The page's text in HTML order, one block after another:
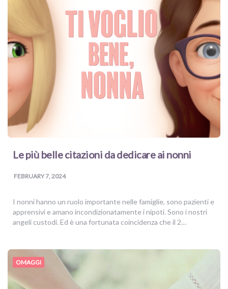
Le più belle citazioni da dedicare ai nonni
FEBRUARY 7, 2024
I nonni hanno un ruolo importante nelle famiglie, sono pazienti e
apprensivi e amano incondizionatamente i nipoti. Sono i nostri
angeli custodi. Ed è una fortunata coincidenza che il 2…
OMAGGI